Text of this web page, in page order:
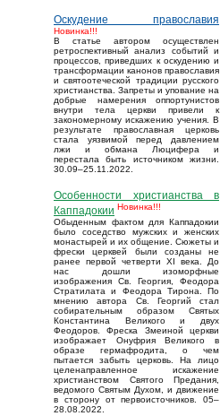
Оскудение православия
Новинка!!!
В статье автором осуществлен
ретроспективный анализ событий и
процессов, приведших к оскудению и
трансформации канонов православия
и святоотеческой традиции русского
христианства. Запреты и упование на
добрые намерения оппортунистов
внутри тела церкви привели к
закономерному искажению учения. В
результате православная церковь
стала уязвимой перед давлением
лжи и обмана Люцифера и
перестала быть источником жизни.
30.09–25.11.2022.
Особенности христианства в
Каппадокии Новинка!!!
Обыденным фактом для Каппадокии
было соседство мужских и женских
монастырей и их общение. Сюжеты и
фрески церквей были созданы не
ранее первой четверти XI века. До
нас дошли изоморфные
изображения Св. Георгия, Феодора
Стратилата и Феодора Тирона. По
мнению автора Св. Георгий стал
собирательным образом Святых
Константина Великого и двух
Феодоров. Фреска Змеиной церкви
изображает Онуфрия Великого в
образе гермафродита, о чем
пытается забыть церковь. На лицо
целенаправленное искажение
христианством Святого Предания,
ведомого Святым Духом, и движение
в сторону от первоисточников. 05–
28.08.2022.